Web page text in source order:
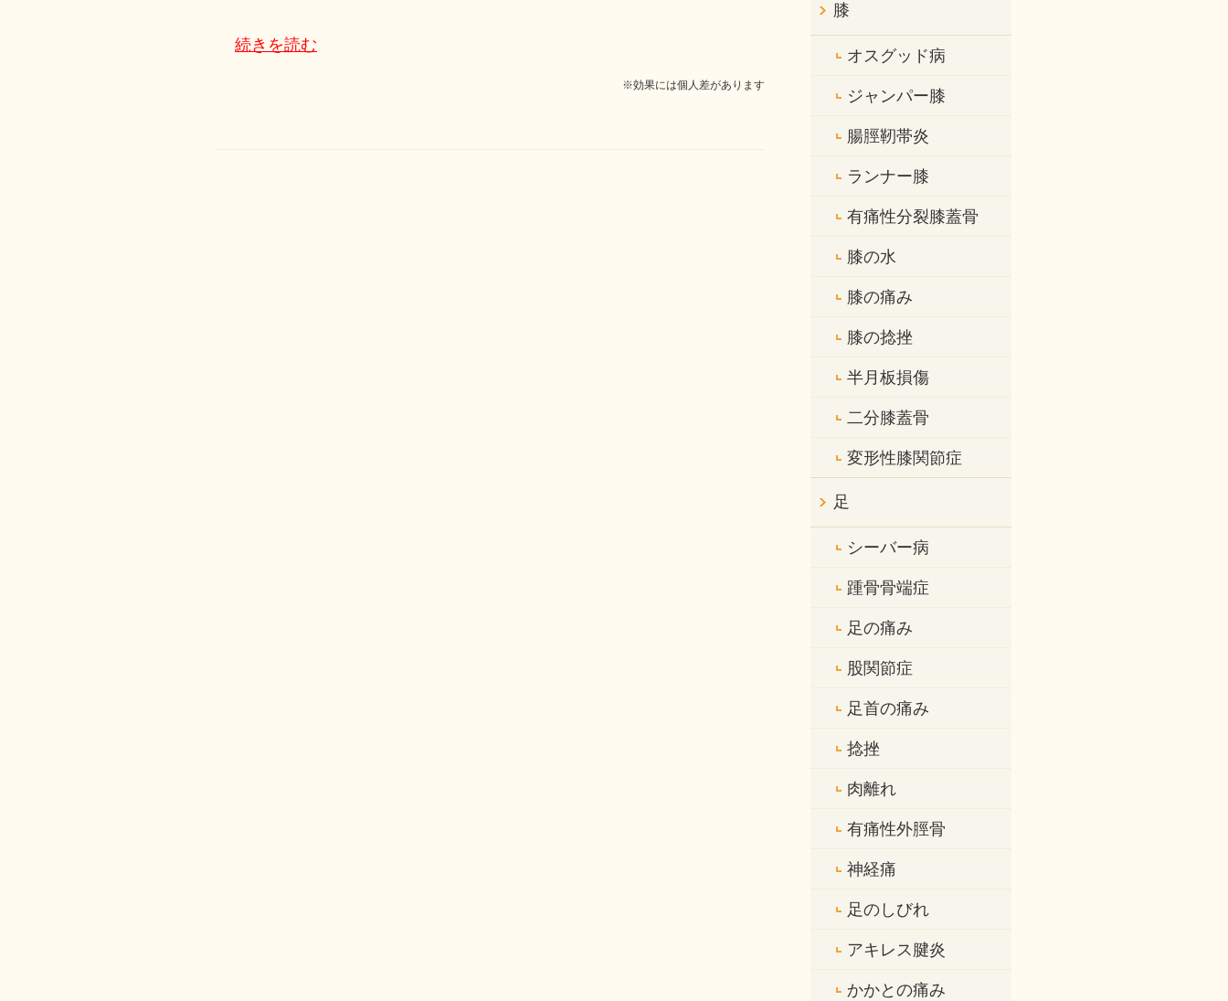
続きを読む
※効果には個人差があります
膝
オスグッド病
ジャンパー膝
腸脛靭帯炎
ランナー膝
有痛性分裂膝蓋骨
膝の水
膝の痛み
膝の捻挫
半月板損傷
二分膝蓋骨
変形性膝関節症
足
シーバー病
踵骨骨端症
足の痛み
股関節症
足首の痛み
捻挫
肉離れ
有痛性外脛骨
神経痛
足のしびれ
アキレス腱炎
かかとの痛み